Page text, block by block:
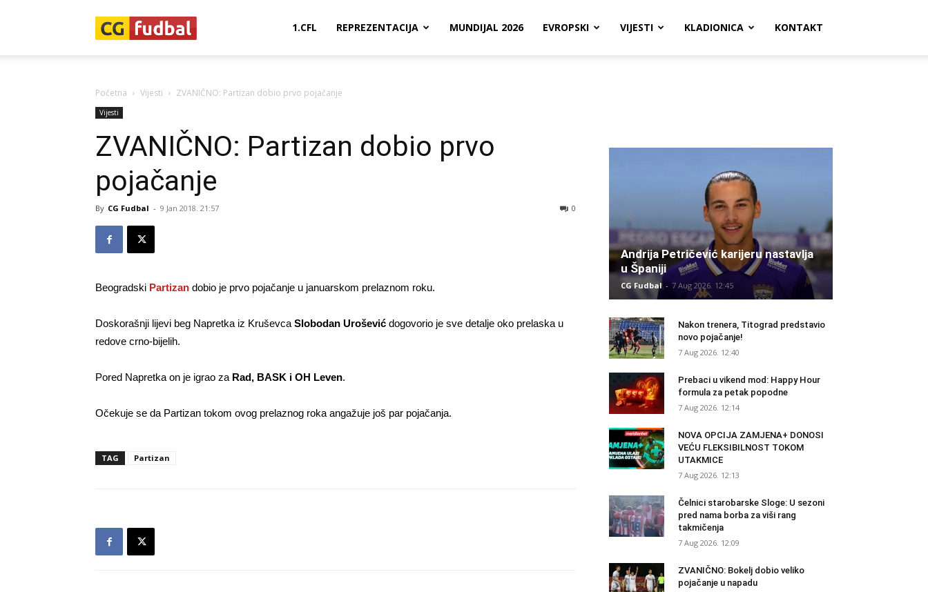
1.CFL REPREZENTACIJA MUNDIJAL 2026 EVROPSKI VIJESTI KLADIONICA KONTAKT
Početna Vijesti ZVANIČNO: Partizan dobio prvo pojačanje
Vijesti
ZVANIČNO: Partizan dobio prvo
pojačanje
By CG Fudbal - 9 Jan 2018. 21:57 0
Beogradski Partizan dobio je prvo pojačanje u januarskom prelaznom roku.
Doskorašnji lijevi beg Napretka iz Kruševca Slobodan Urošević dogovorio je sve detalje oko prelaska u
redove crno-bijelih.
Pored Napretka on je igrao za Rad, BASK i OH Leven.
Očekuje se da Partizan tokom ovog prelaznog roka angažuje još par pojačanja.
TAG Partizan
Andrija Petričević karijeru nastavlja
u Španiji
CG Fudbal - 7 Aug 2026. 12:45
Nakon trenera, Titograd predstavio
novo pojačanje!
7 Aug 2026. 12:40
Prebaci u vikend mod: Happy Hour
formula za petak popodne
7 Aug 2026. 12:14
NOVA OPCIJA ZAMJENA+ DONOSI
VEĆU FLEKSIBILNOST TOKOM
UTAKMICE
7 Aug 2026. 12:13
Čelnici starobarske Sloge: U sezoni
pred nama borba za viši rang
takmičenja
7 Aug 2026. 12:09
ZVANIČNO: Bokelj dobio veliko
pojačanje u napadu